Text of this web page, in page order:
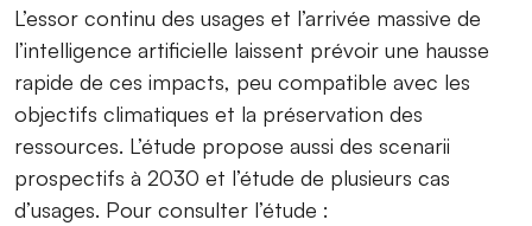
L’essor continu des usages et l’arrivée massive de
l’intelligence artificielle laissent prévoir une hausse
rapide de ces impacts, peu compatible avec les
objectifs climatiques et la préservation des
ressources. L’étude propose aussi des scenarii
prospectifs à 2030 et l’étude de plusieurs cas
d’usages. Pour consulter l’étude :